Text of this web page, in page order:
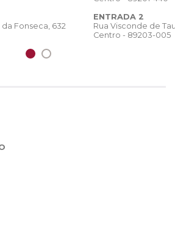
Fonseca, 632
ENTRADA 2
Rua Visconde de
Centro - 89203-005